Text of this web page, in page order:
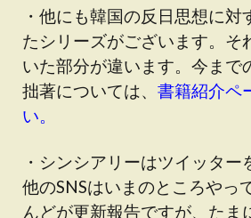
・他にも韓国の反日思想に対
たシリーズがございます。そ
いた部分が違います。今まで
拙著については、 書籍紹介ペ
い。
・シンシアリーはツイッター
他のSNSはいまのところやっ
んどが更新報告ですが、たま